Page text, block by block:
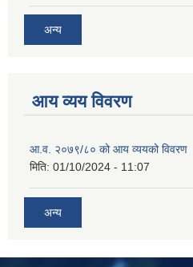
अन्य
आय व्यय विवरण
आ.व. २०७९/८० को आय व्ययको विवरण
मिति: 01/10/2024 - 11:07
अन्य